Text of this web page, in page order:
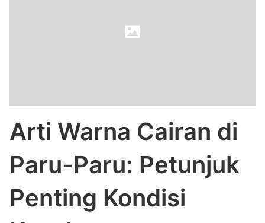
Arti Warna Cairan di
Paru-Paru: Petunjuk
Penting Kondisi